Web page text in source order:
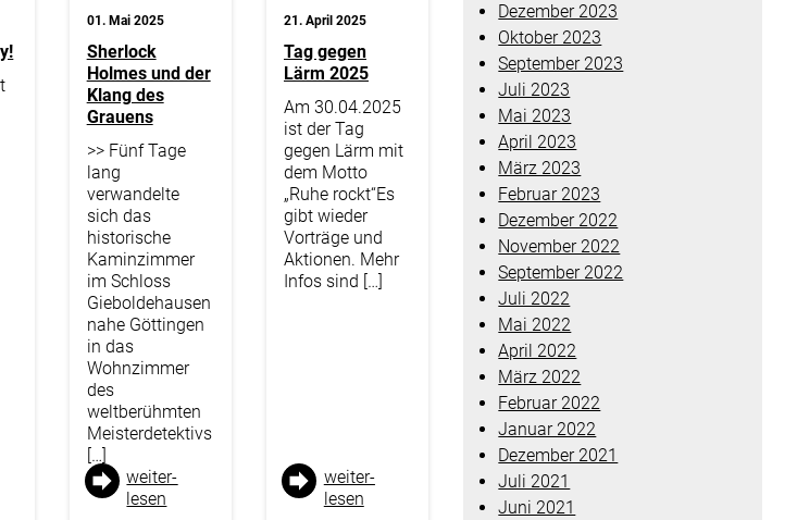
01. Mai 2025
Sherlock
Holmes und der
Klang des
Grauens
>> Fünf Tage
lang
verwandelte
sich das
historische
Kaminzimmer
im Schloss
Gieboldehausen
nahe Göttingen
in das
Wohnzimmer
des
weltberühmten
Meisterdetektivs
[…]
weiter­
lesen
21. April 2025
Tag gegen
Lärm 2025
Am 30.04.2025
ist der Tag
gegen Lärm mit
dem Motto
„Ruhe rockt“Es
gibt wieder
Vorträge und
Aktionen. Mehr
Infos sind […]
weiter­
lesen
Dezember 2023
Oktober 2023
September 2023
Juli 2023
Mai 2023
April 2023
März 2023
Februar 2023
Dezember 2022
November 2022
September 2022
Juli 2022
Mai 2022
April 2022
März 2022
Februar 2022
Januar 2022
Dezember 2021
Juli 2021
Juni 2021